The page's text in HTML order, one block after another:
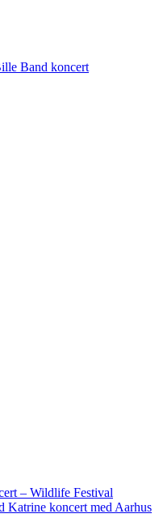
Band koncert
– Wildlife Festival
Katrine koncert med Aarhus